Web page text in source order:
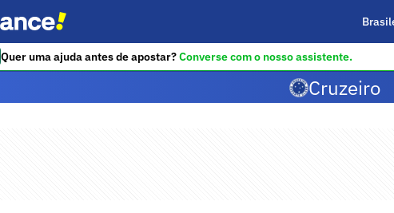
Quer uma ajuda antes de apostar?Converse com o nosso assistente.
Cruzeiro